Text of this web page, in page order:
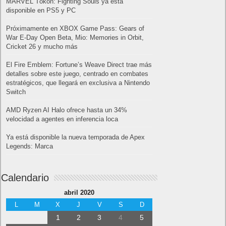
disponible en PS5 y PC
Próximamente en XBOX Game Pass: Gears of
War E-Day Open Beta, Mio: Memories in Orbit,
Cricket 26 y mucho más
El Fire Emblem: Fortune’s Weave Direct trae más
detalles sobre este juego, centrado en combates
estratégicos, que llegará en exclusiva a Nintendo
Switch
AMD Ryzen AI Halo ofrece hasta un 34%
velocidad a agentes en inferencia loca
Ya está disponible la nueva temporada de Apex
Legends: Marca
Calendario
abril 2020
L
M X J V S D
1 2 3 4
5